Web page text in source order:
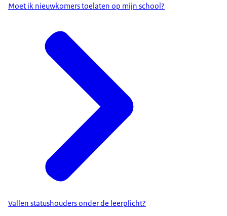
Moet ik nieuwkomers toelaten op mijn school?
Vallen statushouders onder de leerplicht?